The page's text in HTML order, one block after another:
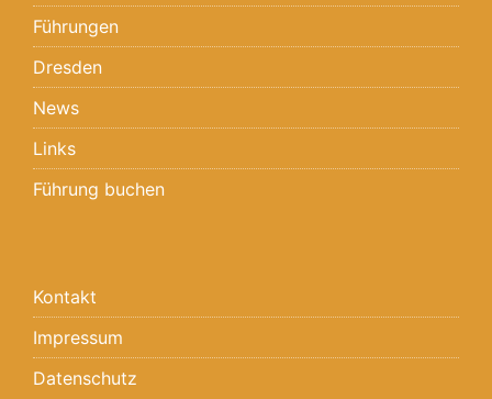
Führungen
Dresden
News
Links
Führung buchen
Kontakt
Impressum
Datenschutz